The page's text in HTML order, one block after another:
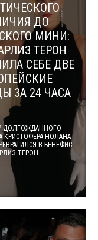
ДО
МИНИ:
ТЕРОН
СЕБЕ ДВЕ
ЗА 24 ЧАСА
ДОЛГОЖДАННОГО
КРИСТОФЕРА НОЛАНА
В БЕНЕФИС
ТЕРОН.